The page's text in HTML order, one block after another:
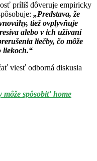
príliš dôveruje empiricky
„Predstava, že
tiež ovplyvňuje
alebo v ich užívaní
liečby, čo môže
liekoch.“
viesť odborná diskusia
môže spôsobiť home